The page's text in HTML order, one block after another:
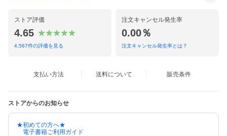
ストア評価
4.65
4,567件の評価を見る
注文キャンセル発生率
0.00％
注文キャンセル発生率とは？
支払い方法 送料について 販売条件
ストアからのお知らせ
★初めての方へ★
電子書籍ご利用ガイド